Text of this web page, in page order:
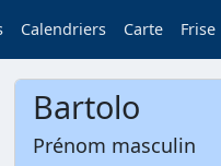
Calendriers Carte Frise
Bartolo
Prénom masculin